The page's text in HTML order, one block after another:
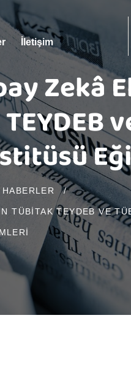
İletişim
Zekâ
HABERLER /
TÜBİTAK TEYDEB VE